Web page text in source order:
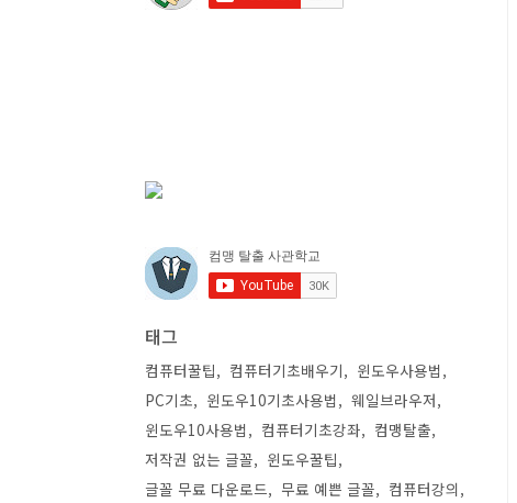
태그
컴퓨터꿀팁 컴퓨터기초배우기
윈도우사용법
PC기초
윈도우10기초사용법
웨일브라우저
윈도우10사용법
컴퓨터기초강좌
컴맹탈출
저작권 없는 글꼴
윈도우꿀팁
글꼴 무료 다운로드
무료 예쁜 글꼴
컴퓨터강의